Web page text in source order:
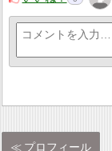
プロフィール